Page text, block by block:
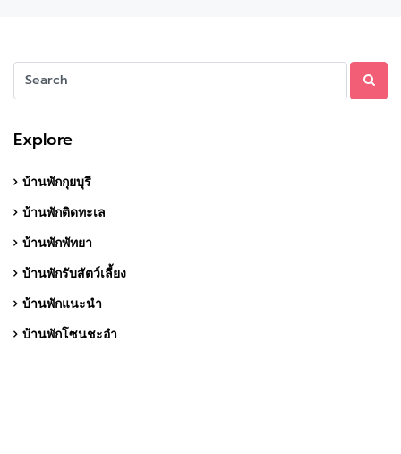
Explore
บ้านพักกุยบุรี
บ้านพักติดทะเล
บ้านพักพัทยา
บ้านพักรับสัตว์เลี้ยง
บ้านพักแนะนำ
บ้านพักโซนชะอำ